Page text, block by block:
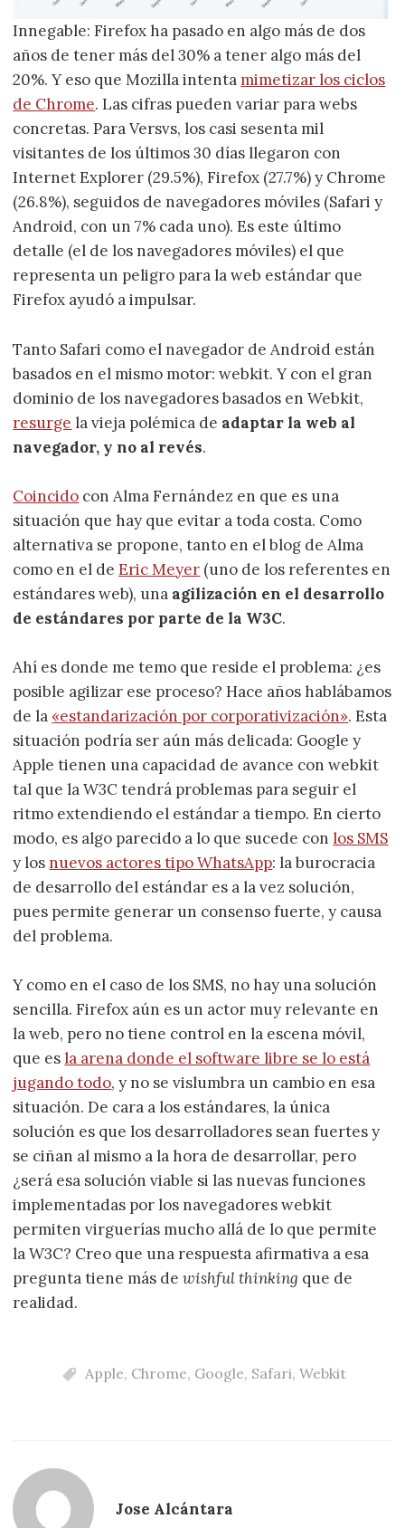
Innegable: Firefox ha pasado en algo más de dos
años de tener más del 30% a tener algo más del
20%. Y eso que Mozilla intentamimetizar los ciclos
de Chrome. Las cifras pueden variar para webs
concretas. Para Versvs, los casi sesenta mil
visitantes de los últimos 30 días llegaron con
Internet Explorer (29.5%), Firefox (27.7%) y Chrome
(26.8%), seguidos de navegadores móviles (Safari y
Android, con un 7% cada uno). Es este último
detalle (el de los navegadores móviles) el que
representa un peligro para la web estándar que
Firefox ayudó a impulsar.
Tanto Safari como el navegador de Android están
basados en el mismo motor: webkit. Y con el gran
dominio de los navegadores basados en Webkit,
resurge la vieja polémica de adaptar la web al
navegador, y no al revés.
Coincido con Alma Fernández en que es una
situación que hay que evitar a toda costa. Como
alternativa se propone, tanto en el blog de Alma
como en el deEric Meyer (uno de los referentes en
estándares web), una agilización en el desarrollo
de estándares por parte de la W3C.
Ahí es donde me temo que reside el problema: ¿es
posible agilizar ese proceso? Hace años hablábamos
de la«estandarización por corporativización». Esta
situación podría ser aún más delicada: Google y
Apple tienen una capacidad de avance con webkit
tal que la W3C tendrá problemas para seguir el
ritmo extendiendo el estándar a tiempo. En cierto
modo, es algo parecido a lo que sucede conlos SMS
y losnuevos actores tipo WhatsApp: la burocracia
de desarrollo del estándar es a la vez solución,
pues permite generar un consenso fuerte, y causa
del problema.
Y como en el caso de los SMS, no hay una solución
sencilla. Firefox aún es un actor muy relevante en
la web, pero no tiene control en la escena móvil,
que esla arena donde el software libre se lo está
jugando todo, y no se vislumbra un cambio en esa
situación. De cara a los estándares, la única
solución es que los desarrolladores sean fuertes y
se ciñan al mismo a la hora de desarrollar, pero
¿será esa solución viable si las nuevas funciones
implementadas por los navegadores webkit
permiten virguerías mucho allá de lo que permite
la W3C? Creo que una respuesta afirmativa a esa
pregunta tiene más dewishful thinking que de
realidad.
Apple, Chrome, Google, Safari, Webkit
Jose Alcántara